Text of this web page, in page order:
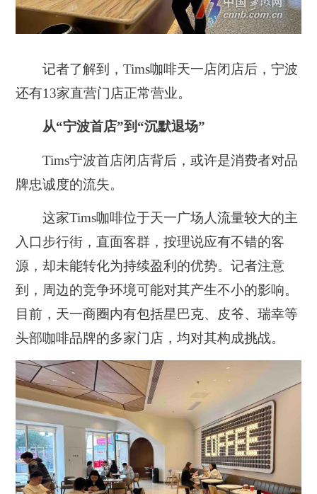
记者了解到，Tims咖啡天一店闭店后，宁波
还有13家直营门店正常营业。
从“宁波首店”到“沉默退场”
Tims宁波首店闭店背后，或许是消费者对品
牌忠诚度的流失。
这家Tims咖啡位于天一广场人流量较大的主
入口步行街，直面客群，按理说应有不错的客
源，却未能转化为持续盈利的优势。记者注意
到，周边的竞争环境可能对其产生不小的影响。
目前，天一商圈内有包括星巴克、皮爷、瑞幸等
头部咖啡品牌的多家门店，均对其构成挑战。